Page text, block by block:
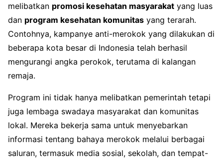
melibatkan promosi kesehatan masyarakat yang luas
dan program kesehatan komunitas yang terarah.
Contohnya, kampanye anti-merokok yang dilakukan di
beberapa kota besar di Indonesia telah berhasil
mengurangi angka perokok, terutama di kalangan
remaja.
Program ini tidak hanya melibatkan pemerintah tetapi
juga lembaga swadaya masyarakat dan komunitas
lokal. Mereka bekerja sama untuk menyebarkan
informasi tentang bahaya merokok melalui berbagai
saluran, termasuk media sosial, sekolah, dan tempat-